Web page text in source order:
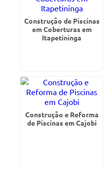
Construção de Piscinas
em Coberturas em
Itapetininga
Construção e Reforma
de Piscinas em Cajobi